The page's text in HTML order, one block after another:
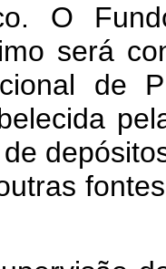
O
será
de